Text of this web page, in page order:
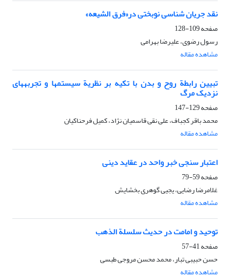
نقد جریان شناسی نوبختی در«فرق الشیعه»
صفحه109-128
رسول رضوی، علیرضا بهرامی
مشاهده مقاله
تبیین رابطة روح و بدن با تکیه بر نظریة سیستم‏ها و تجربه‏های
نزدیک مرگ
صفحه129-147
محمد باقر کجباف، علی نقی قاسمیان نژاد، کمیل فرحناکیان
مشاهده مقاله
اعتبار سنجی خبر واحد در عقاید دینی
صفحه59-79
غلامرضا رضایی، یجیی گوهری بخشایش
مشاهده مقاله
توحید و امامت در حدیث سلسلة الذهب
صفحه41-57
حسن حبیبی تبار، محمد محسن مروجی طبسی
مشاهده مقاله